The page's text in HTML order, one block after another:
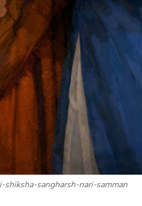
shiksha-sangharsh-nari-samman